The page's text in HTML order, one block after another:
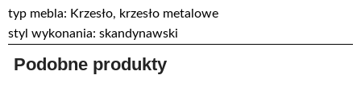
typ mebla: Krzesło, krzesło metalowe
styl wykonania: skandynawski
Podobne produkty